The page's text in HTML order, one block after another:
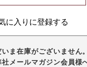
に入りに登録する
いま在庫がございません
社メールマガジン会員様